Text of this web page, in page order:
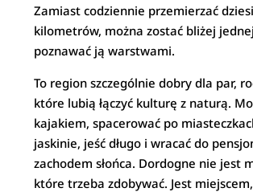
Zamiast codziennie przemierzać
kilometrów, można zostać bliżej
poznawać ją warstwami.
To region szczególnie dobry dla par,
które lubią łączyć kulturę z naturą.
kajakiem, spacerować po
jaskinie, jeść długo i wracać do
zachodem słońca. Dordogne nie jest
które trzeba zdobywać. Jest